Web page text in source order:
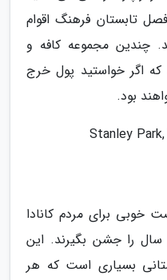
تابستان فرهنگ اقوام
چندین مجموعه کافه و
که اگر خواستید پول خرج
بود.
خوبی برای مردم کانادا
را جشن بگیرند. این
بسیاری است که هر